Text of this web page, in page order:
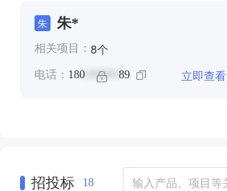
朱 朱*
相关项目： 8个
电话： 180 ****** 89 立即查看
招投标 18